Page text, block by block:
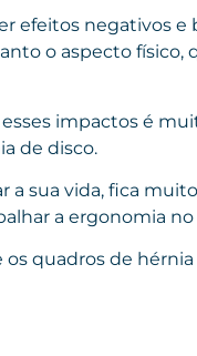
efeitos negativos e
o aspecto físico,
impactos é
de disco.
sua vida, fica
a ergonomia no
quadros de